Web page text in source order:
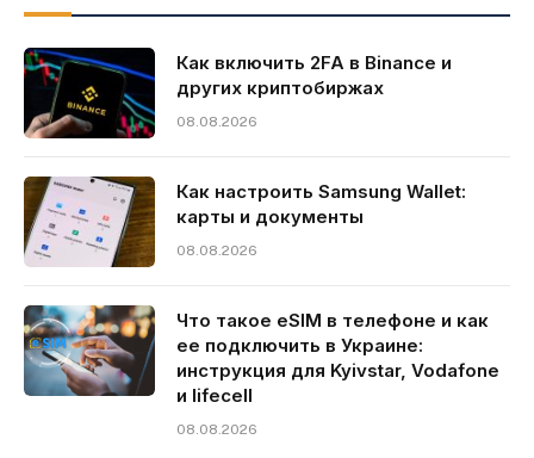
Как включить 2FA в Binance и
других криптобиржах
08.08.2026
Как настроить Samsung Wallet:
карты и документы
08.08.2026
Что такое eSIM в телефоне и как
ее подключить в Украине:
инструкция для Kyivstar, Vodafone
и lifecell
08.08.2026